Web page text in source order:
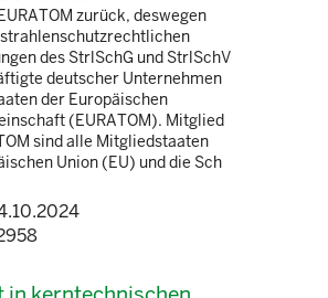
zurück, deswegen
des StrlSchG und StrlSchV
deutscher Unternehmen
der Europäischen
(EURATOM). Mitglied
sind alle Mitgliedstaaten
Union (EU) und die Sch